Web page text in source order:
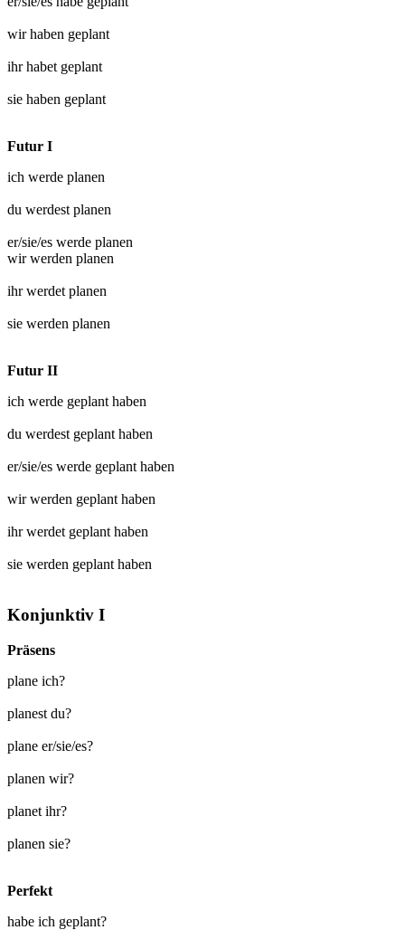
wir haben geplant
ihr habet geplant
sie haben geplant
Futur I
ich werde planen
du werdest planen
er/sie/es werde planen
wir werden planen
ihr werdet planen
sie werden planen
Futur II
ich werde geplant haben
du werdest geplant haben
er/sie/es werde geplant haben
wir werden geplant haben
ihr werdet geplant haben
sie werden geplant haben
Konjunktiv I
Präsens
plane ich?
planest du?
plane er/sie/es?
planen wir?
planet ihr?
planen sie?
Perfekt
habe ich geplant?